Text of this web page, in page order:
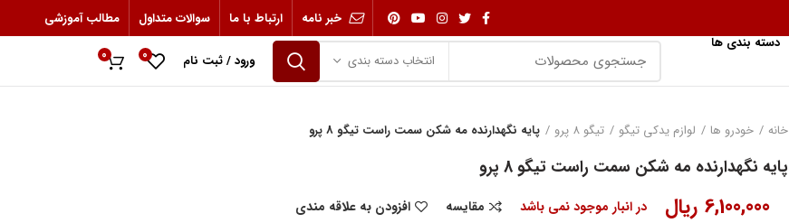
خبر نامه ارتباط با ما سوالات متداول
مطالب آموزشی
دسته بندی ها
انتخاب دسته بندی ورود / ثبت نام 0
0
خانه خودرو ها لوازم یدکی تیگو تیگو 8 پرو پایه نگهدارنده مه شکن سمت راست تیگو 8 پرو
پایه نگهدارنده مه شکن سمت راست تیگو 8 پرو
6,100,000 ریال در انبار موجود نمی باشد مقایسه
افزودن به علاقه مندی